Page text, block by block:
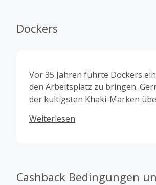
Dockers
Vor 35 Jahren führte Dockers
den Arbeitsplatz zu bringen.
der kultigsten Khaki-Marken
Wir nehmen Khakis ernst, damit
Weiterlesen
Cashback Bedingungen